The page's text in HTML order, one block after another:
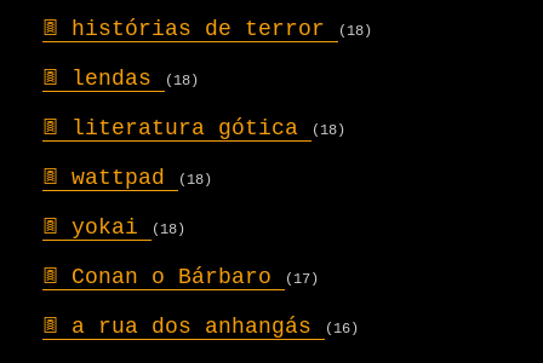
𖣍 histórias de terror (18)
𖣍 lendas (18)
𖣍 literatura gótica (18)
𖣍 wattpad (18)
𖣍 yokai (18)
𖣍 Conan o Bárbaro (17)
𖣍 a rua dos anhangás (16)